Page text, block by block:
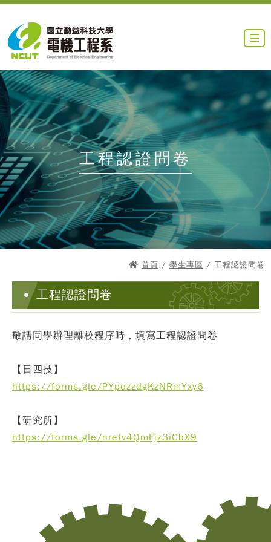
工程認證問卷
首頁 / 學生專區 / 工程認證問卷
工程認證問卷
敬請同學辦理離校程序時，填寫工程認證問卷
【日四技】
https://forms.gle/PYpozzdgKzNRmYxy6
【研究所】
https://forms.gle/nretv4QmFjz3iCbX9